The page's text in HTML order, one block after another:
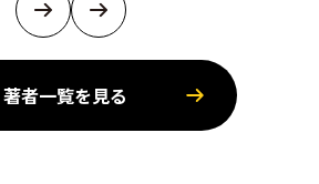
著者一覧を見る